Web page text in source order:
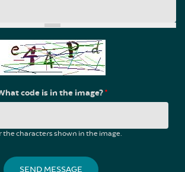
code is in the image?*
the characters shown in the image.